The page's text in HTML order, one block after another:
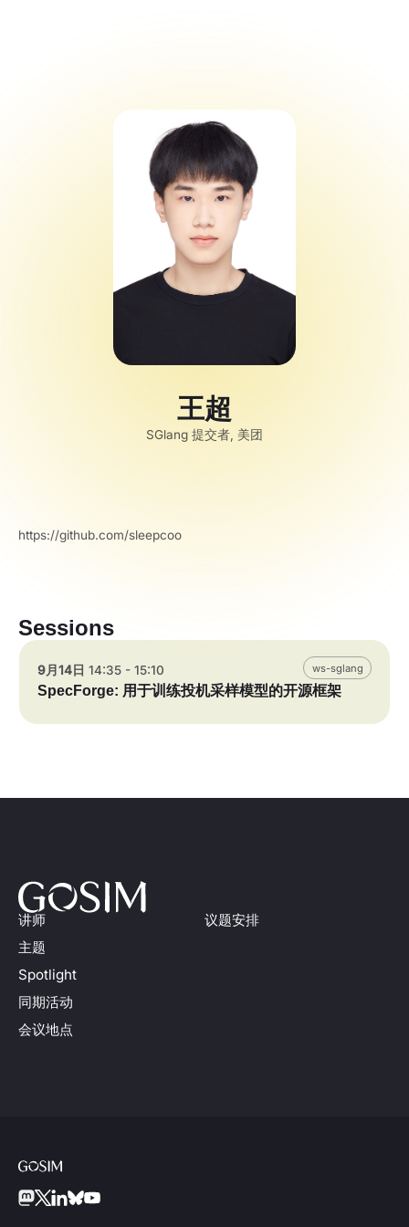
王超
SGlang 提交者, 美团
https://github.com/sleepcoo
Sessions
9月14日 14:35 - 15:10
SpecForge: 用于训练投机采样模型的开源框架
ws-sglang
讲师
主题
Spotlight
同期活动
会议地点
议题安排